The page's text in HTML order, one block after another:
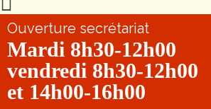
Ouverture secrétariat
Mardi 8h30-12h00
vendredi 8h30-12h00
et 14h00-16h00